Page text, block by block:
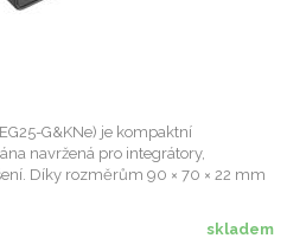
G&KNe) je kompaktní
navržená pro integrátory,
Díky rozměrům 90 × 70 × 22 mm
skladem